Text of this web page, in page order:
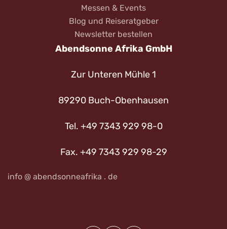
Messen & Events
Blog und Reiseratgeber
Newsletter bestellen
Abendsonne Afrika GmbH
Zur Unteren Mühle 1
89290 Buch-Obenhausen
Tel. +49 7343 929 98-0
Fax. +49 7343 929 98-29
info @ abendsonneafrika . de